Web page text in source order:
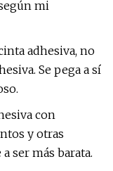
mi
adhesiva, no
Se pega a sí
con
y otras
ser más barata.